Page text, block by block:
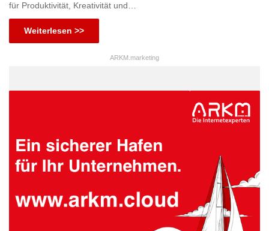
für Produktivität, Kreativität und…
Weiterlesen >>
ARKM.marketing